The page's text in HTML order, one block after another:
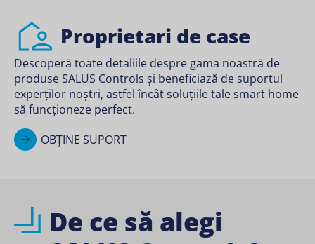
Proprietari de case
Descoperă toate detaliile despre gama noastră de
produse SALUS Controls și beneficiază de suportul
experților noștri, astfel încât soluțiile tale smart home
să funcționeze perfect.
OBȚINE SUPORT
De ce să alegi